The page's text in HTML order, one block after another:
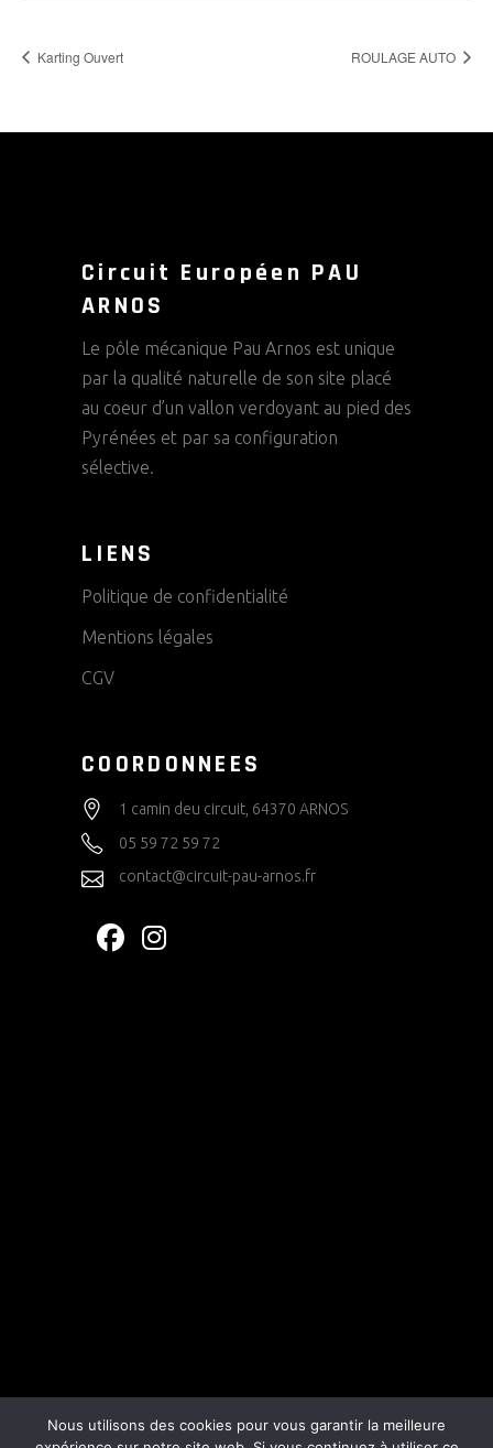
Karting Ouvert ROULAGE AUTO
Circuit Européen PAU
ARNOS
Le pôle mécanique Pau Arnos est unique
par la qualité naturelle de son site placé
au coeur d’un vallon verdoyant au pied des
Pyrénées et par sa configuration
sélective.
LIENS
Politique de confidentialité
Mentions légales
CGV
COORDONNEES
1 camin deu circuit, 64370 ARNOS
05 59 72 59 72
contact@circuit-pau-arnos.fr
Nous utilisons des cookies pour vous garantir la meilleure